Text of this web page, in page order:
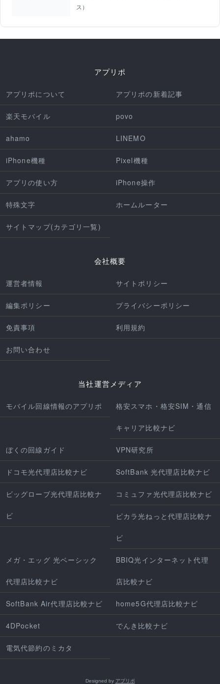
ス）
アプリポ
アプリポについて アプリポの新着記事
楽天モバイル povo
ahamo LINEMO
iPhone機種 Pixel機種
アプリの使い方 iPhone操作
特殊文字 ホームルーター
サイトマップ(カテゴリ一覧)
会社概要
運営者情報 サイトポリシー
編集ポリシー プライバシーポリシー
免責事項 利用規約
お問い合わせ
当社運営メディア
モバイル回線情報のアプリポ 格安スマホ・格安SIM・通信
キャリア比較ナビ
ぼくの回線ガイド VPN研究所
ドコモ光代理店比較ナビ SoftBank 光代理店比較ナビ
ビッグローブ光代理店比較ナ
ビ
コミュファ光代理店比較ナビ
ピカラ光ねっと代理店比較ナ
ビ
メガ・エッグ 光ベーシック
代理店比較ナビ
BBIQ光インターネット代理
店比較ナビ
SoftBank Air代理店比較ナビ home5G代理店比較ナビ
4DPocket でんき比較ナビ
電気代節約のミカタ
Designed by アプリポ